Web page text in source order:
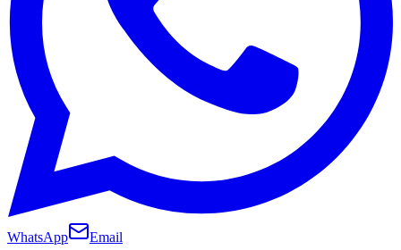
WhatsApp
Email